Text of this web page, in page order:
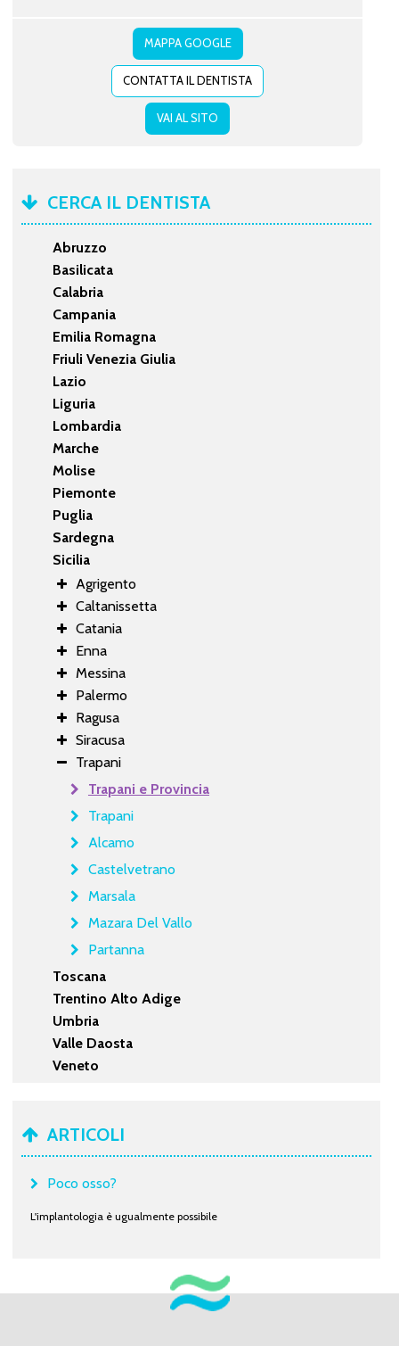
MAPPA GOOGLE
CONTATTA IL DENTISTA
VAI AL SITO
CERCA IL DENTISTA
Abruzzo
Basilicata
Calabria
Campania
Emilia Romagna
Friuli Venezia Giulia
Lazio
Liguria
Lombardia
Marche
Molise
Piemonte
Puglia
Sardegna
Sicilia
Agrigento
Caltanissetta
Catania
Enna
Messina
Palermo
Ragusa
Siracusa
Trapani
Trapani e Provincia
Trapani
Alcamo
Castelvetrano
Marsala
Mazara Del Vallo
Partanna
Toscana
Trentino Alto Adige
Umbria
Valle Daosta
Veneto
ARTICOLI
Poco osso?
L'implantologia è ugualmente possibile